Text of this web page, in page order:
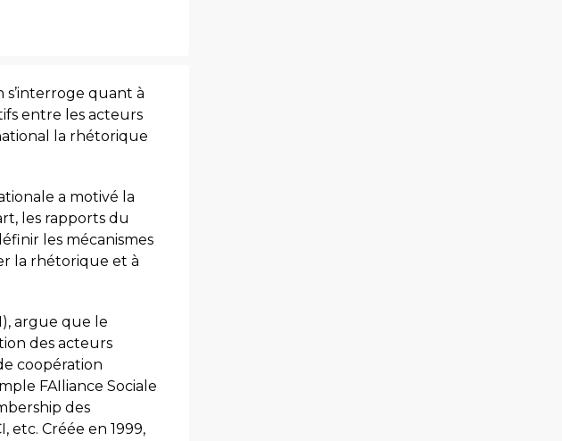
s’interroge quant à
entre les acteurs
la rhétorique
a motivé la
les rapports du
les mécanismes
la rhétorique et à
argue que le
des acteurs
coopération
FAIliance Sociale
des
etc. Créée en 1999,